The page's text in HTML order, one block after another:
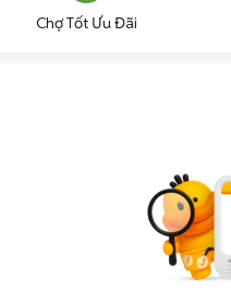
Chợ Tốt Ưu Đãi